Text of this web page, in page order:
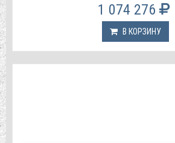
1 074 276
В КОРЗИНУ